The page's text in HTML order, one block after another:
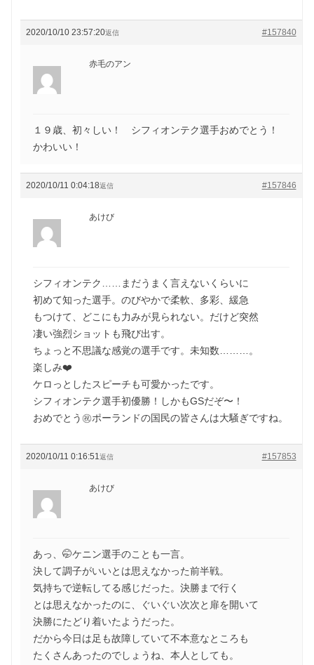
2020/10/10 23:57:20 #157840
返信
赤毛のアン
１９歳、初々しい！ シフィオンテク選手おめでとう！
かわいい！
2020/10/11 0:04:18 #157846
返信
あけび
シフィオンテク……まだうまく言えないくらいに
初めて知った選手。のびやかで柔軟、多彩、緩急
もつけて、どこにも力みが見られない。だけど突然
凄い強烈ショットも飛び出す。
ちょっと不思議な感覚の選手です。未知数………。
楽しみ❤️
ケロっとしたスピーチも可愛かったです。
シフィオンテク選手初優勝！しかもGSだぞ〜！
おめでとう㊗️ポーランドの国民の皆さんは大騒ぎですね。
2020/10/11 0:16:51 #157853
返信
あけび
あっ、🤭ケニン選手のことも一言。
決して調子がいいとは思えなかった前半戦。
気持ちで逆転してる感じだった。決勝まで行く
とは思えなかったのに、ぐいぐい次次と扉を開いて
決勝にたどり着いたようだった。
だから今日は足も故障していて不本意なところも
たくさんあったのでしょうね、本人としても。